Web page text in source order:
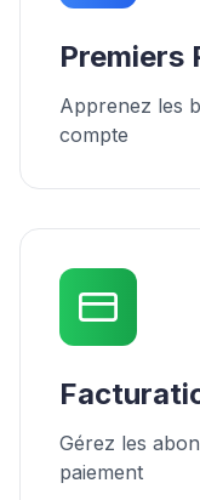
Premiers
Apprenez les
compte
Gérez les
paiement